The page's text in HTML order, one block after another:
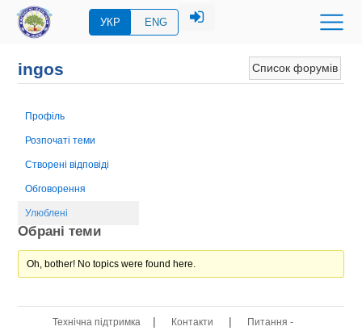
УКР ENG
Список форумів
ingos
Профіль
Розпочаті теми
Створені відповіді
Обговорення
Улюблені
Обрані теми
Oh, bother! No topics were found here.
Технічна підтримка | Контакти |
Питання -